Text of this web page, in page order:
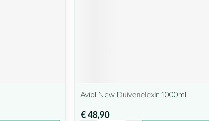
Aviol New Duivenelexir 1000ml
€ 48,90